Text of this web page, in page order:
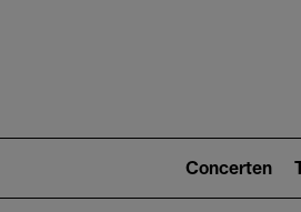
2)
Concerten